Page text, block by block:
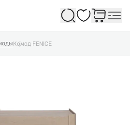
Избранное
Комод FENICE